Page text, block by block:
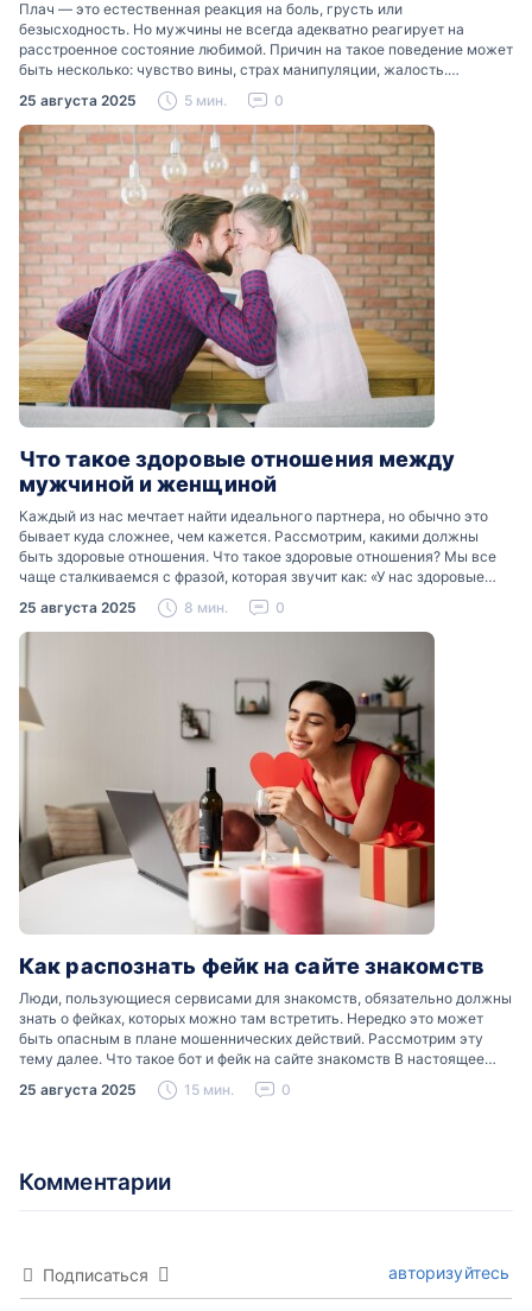
Плач — это естественная реакция на боль, грусть или
безысходность. Но мужчины не всегда адекватно реагирует на
расстроенное состояние любимой. Причин на такое поведение может
быть несколько: чувство вины, страх манипуляции, жалость.
Разобраться, почему мужчины боятся женских слез, помогут советы
психологов…
25 августа 2025 5 мин. 0
Что такое здоровые отношения между
мужчиной и женщиной
Каждый из нас мечтает найти идеального партнера, но обычно это
бывает куда сложнее, чем кажется. Рассмотрим, какими должны
быть здоровые отношения. Что такое здоровые отношения? Мы все
чаще сталкиваемся с фразой, которая звучит как: «У нас здоровые
отношения». Что именно подразумевается…
25 августа 2025 8 мин. 0
Как распознать фейк на сайте знакомств
Люди, пользующиеся сервисами для знакомств, обязательно должны
знать о фейках, которых можно там встретить. Нередко это может
быть опасным в плане мошеннических действий. Рассмотрим эту
тему далее. Что такое бот и фейк на сайте знакомств В настоящее
время можно встретить свою…
25 августа 2025 15 мин. 0
Комментарии
Подписаться авторизуйтесь